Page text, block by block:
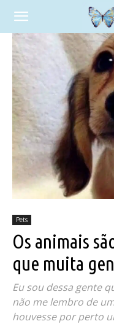
Pets
Os animais
que muita
Eu sou dessa gente
não me lembro de
houvesse por perto